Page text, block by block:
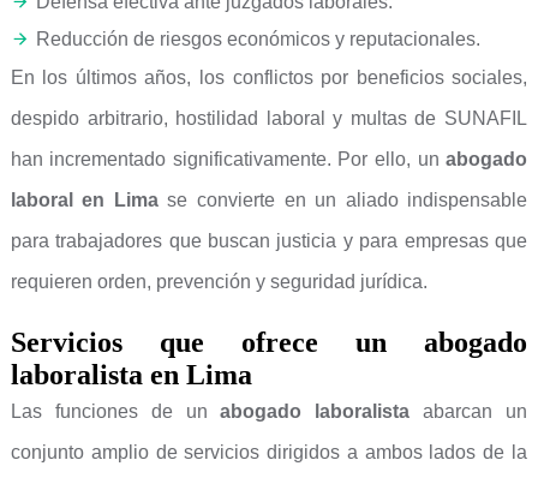
Reducción de riesgos económicos y reputacionales.
En los últimos años, los conflictos por beneficios sociales,
despido arbitrario, hostilidad laboral y multas de SUNAFIL
han incrementado significativamente. Por ello, unabogado
laboral en Limase convierte en un aliado indispensable
para trabajadores que buscan justicia y para empresas que
requieren orden, prevención y seguridad jurídica.
Servicios que ofrece un abogado
laboralista en Lima
Las funciones de unabogado laboralista abarcan un
conjunto amplio de servicios dirigidos a ambos lados de la